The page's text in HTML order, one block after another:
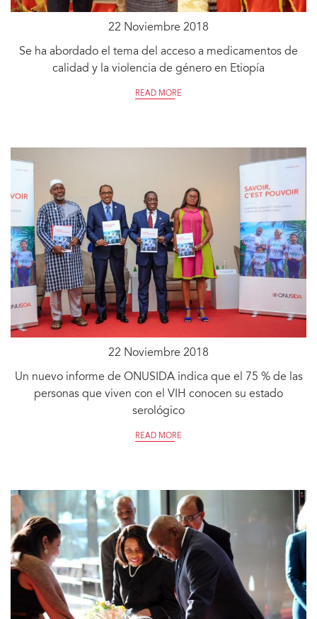
22 Noviembre 2018
Se ha abordado el tema del acceso a medicamentos de
calidad y la violencia de género en Etiopía
READ MORE
22 Noviembre 2018
Un nuevo informe de ONUSIDA indica que el 75 % de las
personas que viven con el VIH conocen su estado
serológico
READ MORE